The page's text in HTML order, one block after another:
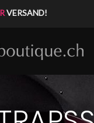
VERSAND!